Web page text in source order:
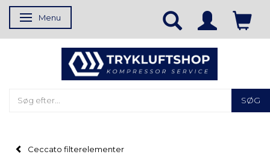
Skifte navigation
Menu
SØG
Ceccato filterelementer